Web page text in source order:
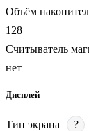
Объём
128
Считыватель
нет
Дисплей
Тип экрана
?